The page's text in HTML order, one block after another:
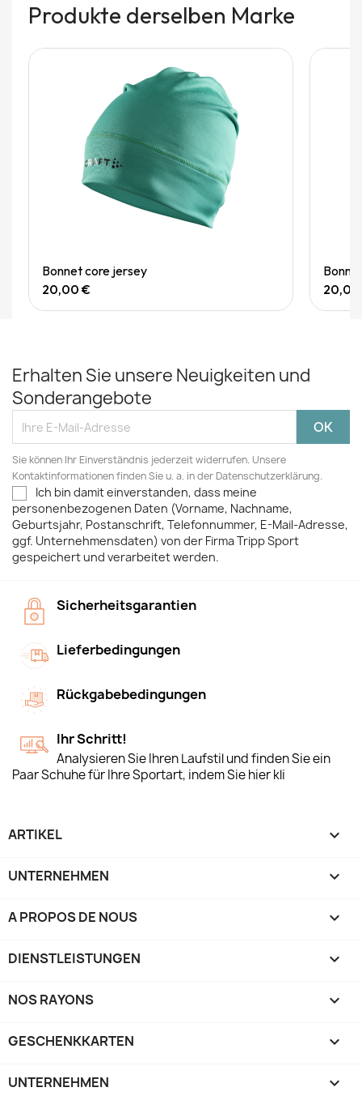
Produkte derselben Marke
Quick View
Bonnet core jersey
20,00 €
Erhalten Sie unsere Neuigkeiten und
Sonderangebote
Sie können Ihr Einverständnis jederzeit widerrufen. Unsere
Kontaktinformationen finden Sie u. a. in der Datenschutzerklärung.
Ich bin damit einverstanden, dass meine
personenbezogenen Daten (Vorname, Nachname,
Geburtsjahr, Postanschrift, Telefonnummer, E-Mail-Adresse,
ggf. Unternehmensdaten) von der Firma Tripp Sport
gespeichert und verarbeitet werden.
Sicherheitsgarantien
Lieferbedingungen
Rückgabebedingungen
Ihr Schritt!
Analysieren Sie Ihren Laufstil und finden Sie ein
Paar Schuhe für Ihre Sportart, indem Sie hier kli
ARTIKEL 
UNTERNEHMEN 
A PROPOS DE NOUS 
DIENSTLEISTUNGEN 
NOS RAYONS 
GESCHENKKARTEN 
UNTERNEHMEN 